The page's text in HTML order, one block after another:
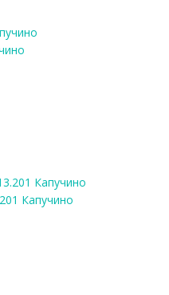
Капучино